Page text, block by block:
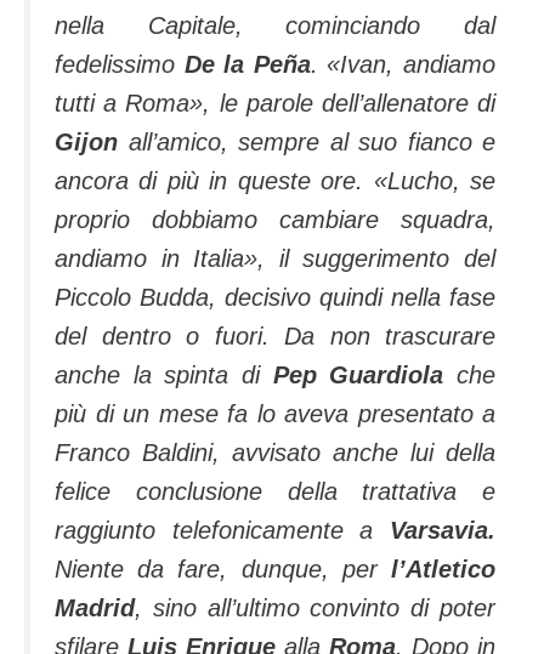
nella Capitale, cominciando dal
fedelissimo De la Peña. «Ivan, andiamo
tutti a Roma», le parole dell’allenatore di
Gijon all’amico, sempre al suo fianco e
ancora di più in queste ore. «Lucho, se
proprio dobbiamo cambiare squadra,
andiamo in Italia», il suggerimento del
Piccolo Budda, decisivo quindi nella fase
del dentro o fuori. Da non trascurare
anche la spinta di Pep Guardiola che
più di un mese fa lo aveva presentato a
Franco Baldini, avvisato anche lui della
felice conclusione della trattativa e
raggiunto telefonicamente a Varsavia.
Niente da fare, dunque, per l’Atletico
Madrid, sino all’ultimo convinto di poter
sfilare Luis Enrique alla Roma. Dopo in